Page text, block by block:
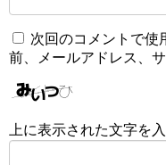
次回のコメントで使
前、メールアドレス、
上に表示された文字を